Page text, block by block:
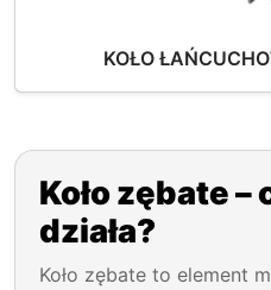
KOŁO
Koło zębate
działa?
Koło zębate to element